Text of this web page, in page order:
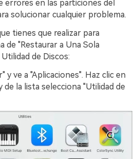
errores en las particiones del
solucionar cualquier problema.󠀲󠀡󠀩󠀣󠀡󠀣󠀠󠀡󠀤󠀳
tienes que realizar para
de "Restaurar a Una Sola
de Discos:󠀲󠀡󠀩󠀣󠀡󠀣󠀠󠀡󠀥󠀳
y ve a "Aplicaciones".󠀲󠀡󠀩󠀣󠀡󠀣󠀠󠀡󠀦󠀳󠀰 Haz clic en
de la lista selecciona "Utilidad de